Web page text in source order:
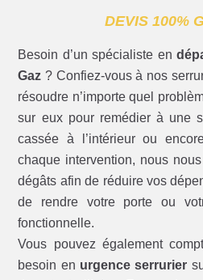
DEVIS 100%
Besoin d’un spécialiste en
Gaz ? Confiez-vous à nos
résoudre n’importe quel
sur eux pour remédier à une
cassée à l’intérieur ou
chaque intervention, nous
dégâts afin de réduire vos
de rendre votre porte ou
fonctionnelle.
Vous pouvez également
besoin en urgence serrurier